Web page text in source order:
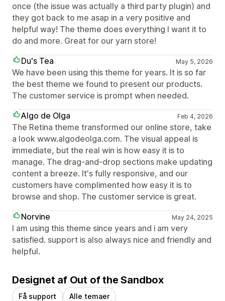
once (the issue was actually a third party plugin) and
they got back to me asap in a very positive and
helpful way! The theme does everything I want it to
do and more. Great for our yarn store!
Du's Tea
May 5, 2026
We have been using this theme for years. It is so far
the best theme we found to present our products.
The customer service is prompt when needed.
Algo de Olga
Feb 4, 2026
The Retina theme transformed our online store, take
a look www.algodeolga.com. The visual appeal is
immediate, but the real win is how easy it is to
manage. The drag-and-drop sections make updating
content a breeze. It's fully responsive, and our
customers have complimented how easy it is to
browse and shop. The customer service is great.
Norvine
May 24, 2025
I am using this theme since years and i am very
satisfied. support is also always nice and friendly and
helpful.
Designet af Out of the Sandbox
Få support Alle temaer